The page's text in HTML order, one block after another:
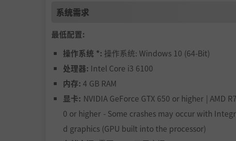
系统需求
最低配置:
操作系统 *: 操作系统: Windows 10 (64-Bit)
处理器: Intel Core i3 6100
内存: 4 GB RAM
显卡: NVIDIA GeForce GTX 650 or higher | AMD
0 or higher - Some crashes may occur with
d graphics (GPU built into the processor)